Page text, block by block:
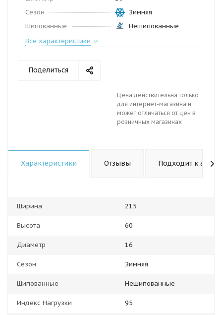
Сезон
Зимняя
Шипованные
Нешипованные
Все характеристики
Поделиться
Цена действительна только
для интернет-магазина и
может отличаться от цен в
розничных магазинах
Характеристики Отзывы Подходит к авто
Ширина 215
Высота 60
Диаметр 16
Сезон Зимняя
Шипованные Нешипованные
Индекс Нагрузки 95